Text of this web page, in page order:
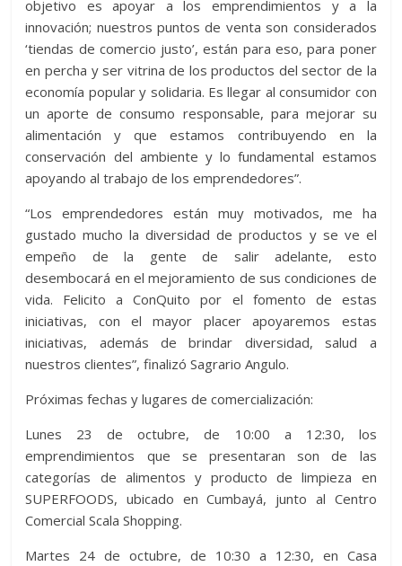
objetivo es apoyar a los emprendimientos y a la
innovación; nuestros puntos de venta son considerados
‘tiendas de comercio justo’, están para eso, para poner
en percha y ser vitrina de los productos del sector de la
economía popular y solidaria. Es llegar al consumidor con
un aporte de consumo responsable, para mejorar su
alimentación y que estamos contribuyendo en la
conservación del ambiente y lo fundamental estamos
apoyando al trabajo de los emprendedores”.
“Los emprendedores están muy motivados, me ha
gustado mucho la diversidad de productos y se ve el
empeño de la gente de salir adelante, esto
desembocará en el mejoramiento de sus condiciones de
vida. Felicito a ConQuito por el fomento de estas
iniciativas, con el mayor placer apoyaremos estas
iniciativas, además de brindar diversidad, salud a
nuestros clientes”, finalizó Sagrario Angulo.
Próximas fechas y lugares de comercialización:
Lunes 23 de octubre, de 10:00 a 12:30, los
emprendimientos que se presentaran son de las
categorías de alimentos y producto de limpieza en
SUPERFOODS, ubicado en Cumbayá, junto al Centro
Comercial Scala Shopping.
Martes 24 de octubre, de 10:30 a 12:30, en Casa